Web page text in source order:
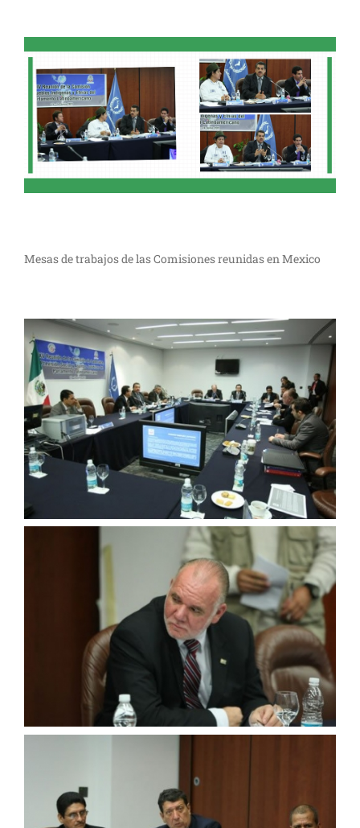
Mesas de trabajos de las Comisiones reunidas en Mexico